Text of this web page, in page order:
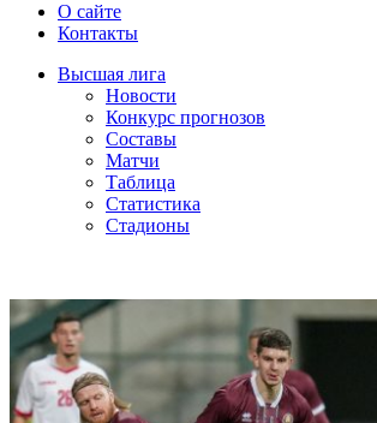
О сайте
Контакты
Высшая лига
Новости
Конкурс прогнозов
Составы
Матчи
Таблица
Статистика
Стадионы